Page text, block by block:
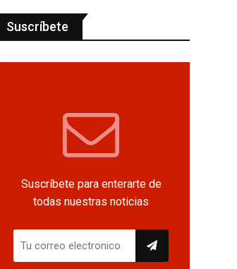
Suscríbete
Suscríbete para enterarte de
todas nuestras noticias